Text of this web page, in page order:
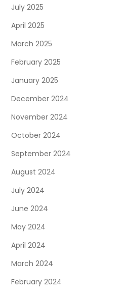
July 2025
April 2025
March 2025
February 2025
January 2025
December 2024
November 2024
October 2024
September 2024
August 2024
July 2024
June 2024
May 2024
April 2024
March 2024
February 2024